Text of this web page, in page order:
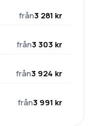
från3 281 kr
från3 303 kr
från3 924 kr
från3 991 kr